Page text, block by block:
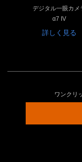
デジタル一眼カメ
α7 IV
詳しく見る
ワンクリ